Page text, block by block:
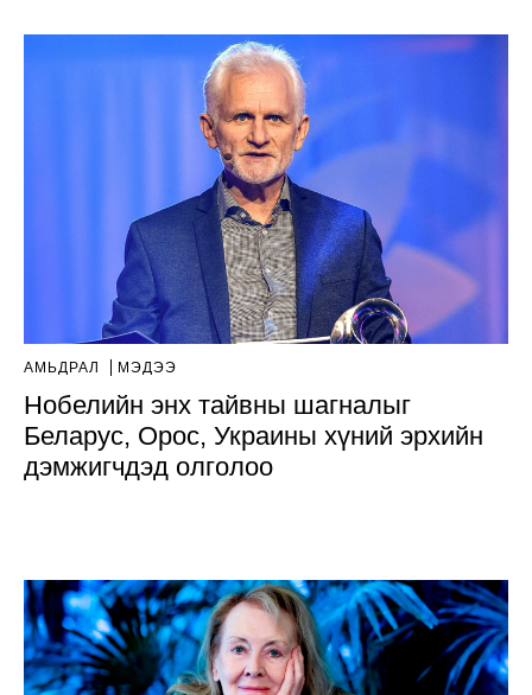
АМЬДРАЛ МЭДЭЭ
Нобелийн энх тайвны шагналыг
Беларус, Орос, Украины хүний эрхийн
дэмжигчдэд олголоо